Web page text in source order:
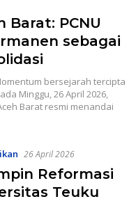
Barat: PCNU
sebagai
bersejarah tercipta
Minggu, 26 April 2026,
Barat resmi menandai
26 April 2026
Reformasi
Teuku